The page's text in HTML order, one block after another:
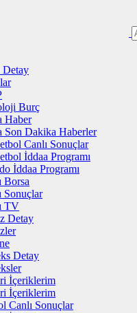
Detay
Burç
Haber
Son Dakika Haberler
Canlı Sonuçlar
İddaa Programı
İddaa Programı
Borsa
Sonuçlar
TV
Detay
Detay
İçeriklerim
İçeriklerim
Canlı Sonuçlar